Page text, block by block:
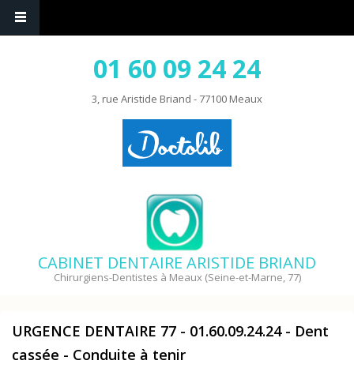
01 60 09 24 24
3, rue Aristide Briand - 77100 Meaux
CABINET DENTAIRE ARISTIDE BRIAND
Chirurgiens-Dentistes à Meaux (Seine-et-Marne, 77)
URGENCE DENTAIRE 77 - 01.60.09.24.24 - Dent
cassée - Conduite à tenir